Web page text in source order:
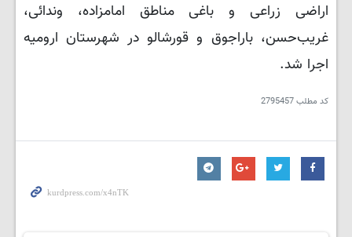
اراضی زراعی و باغی مناطق امامزاده، وندائی،
غریب‌حسن، باراجوق و قورشالو در شهرستان ارومیه
اجرا شد.
کد مطلب2795457